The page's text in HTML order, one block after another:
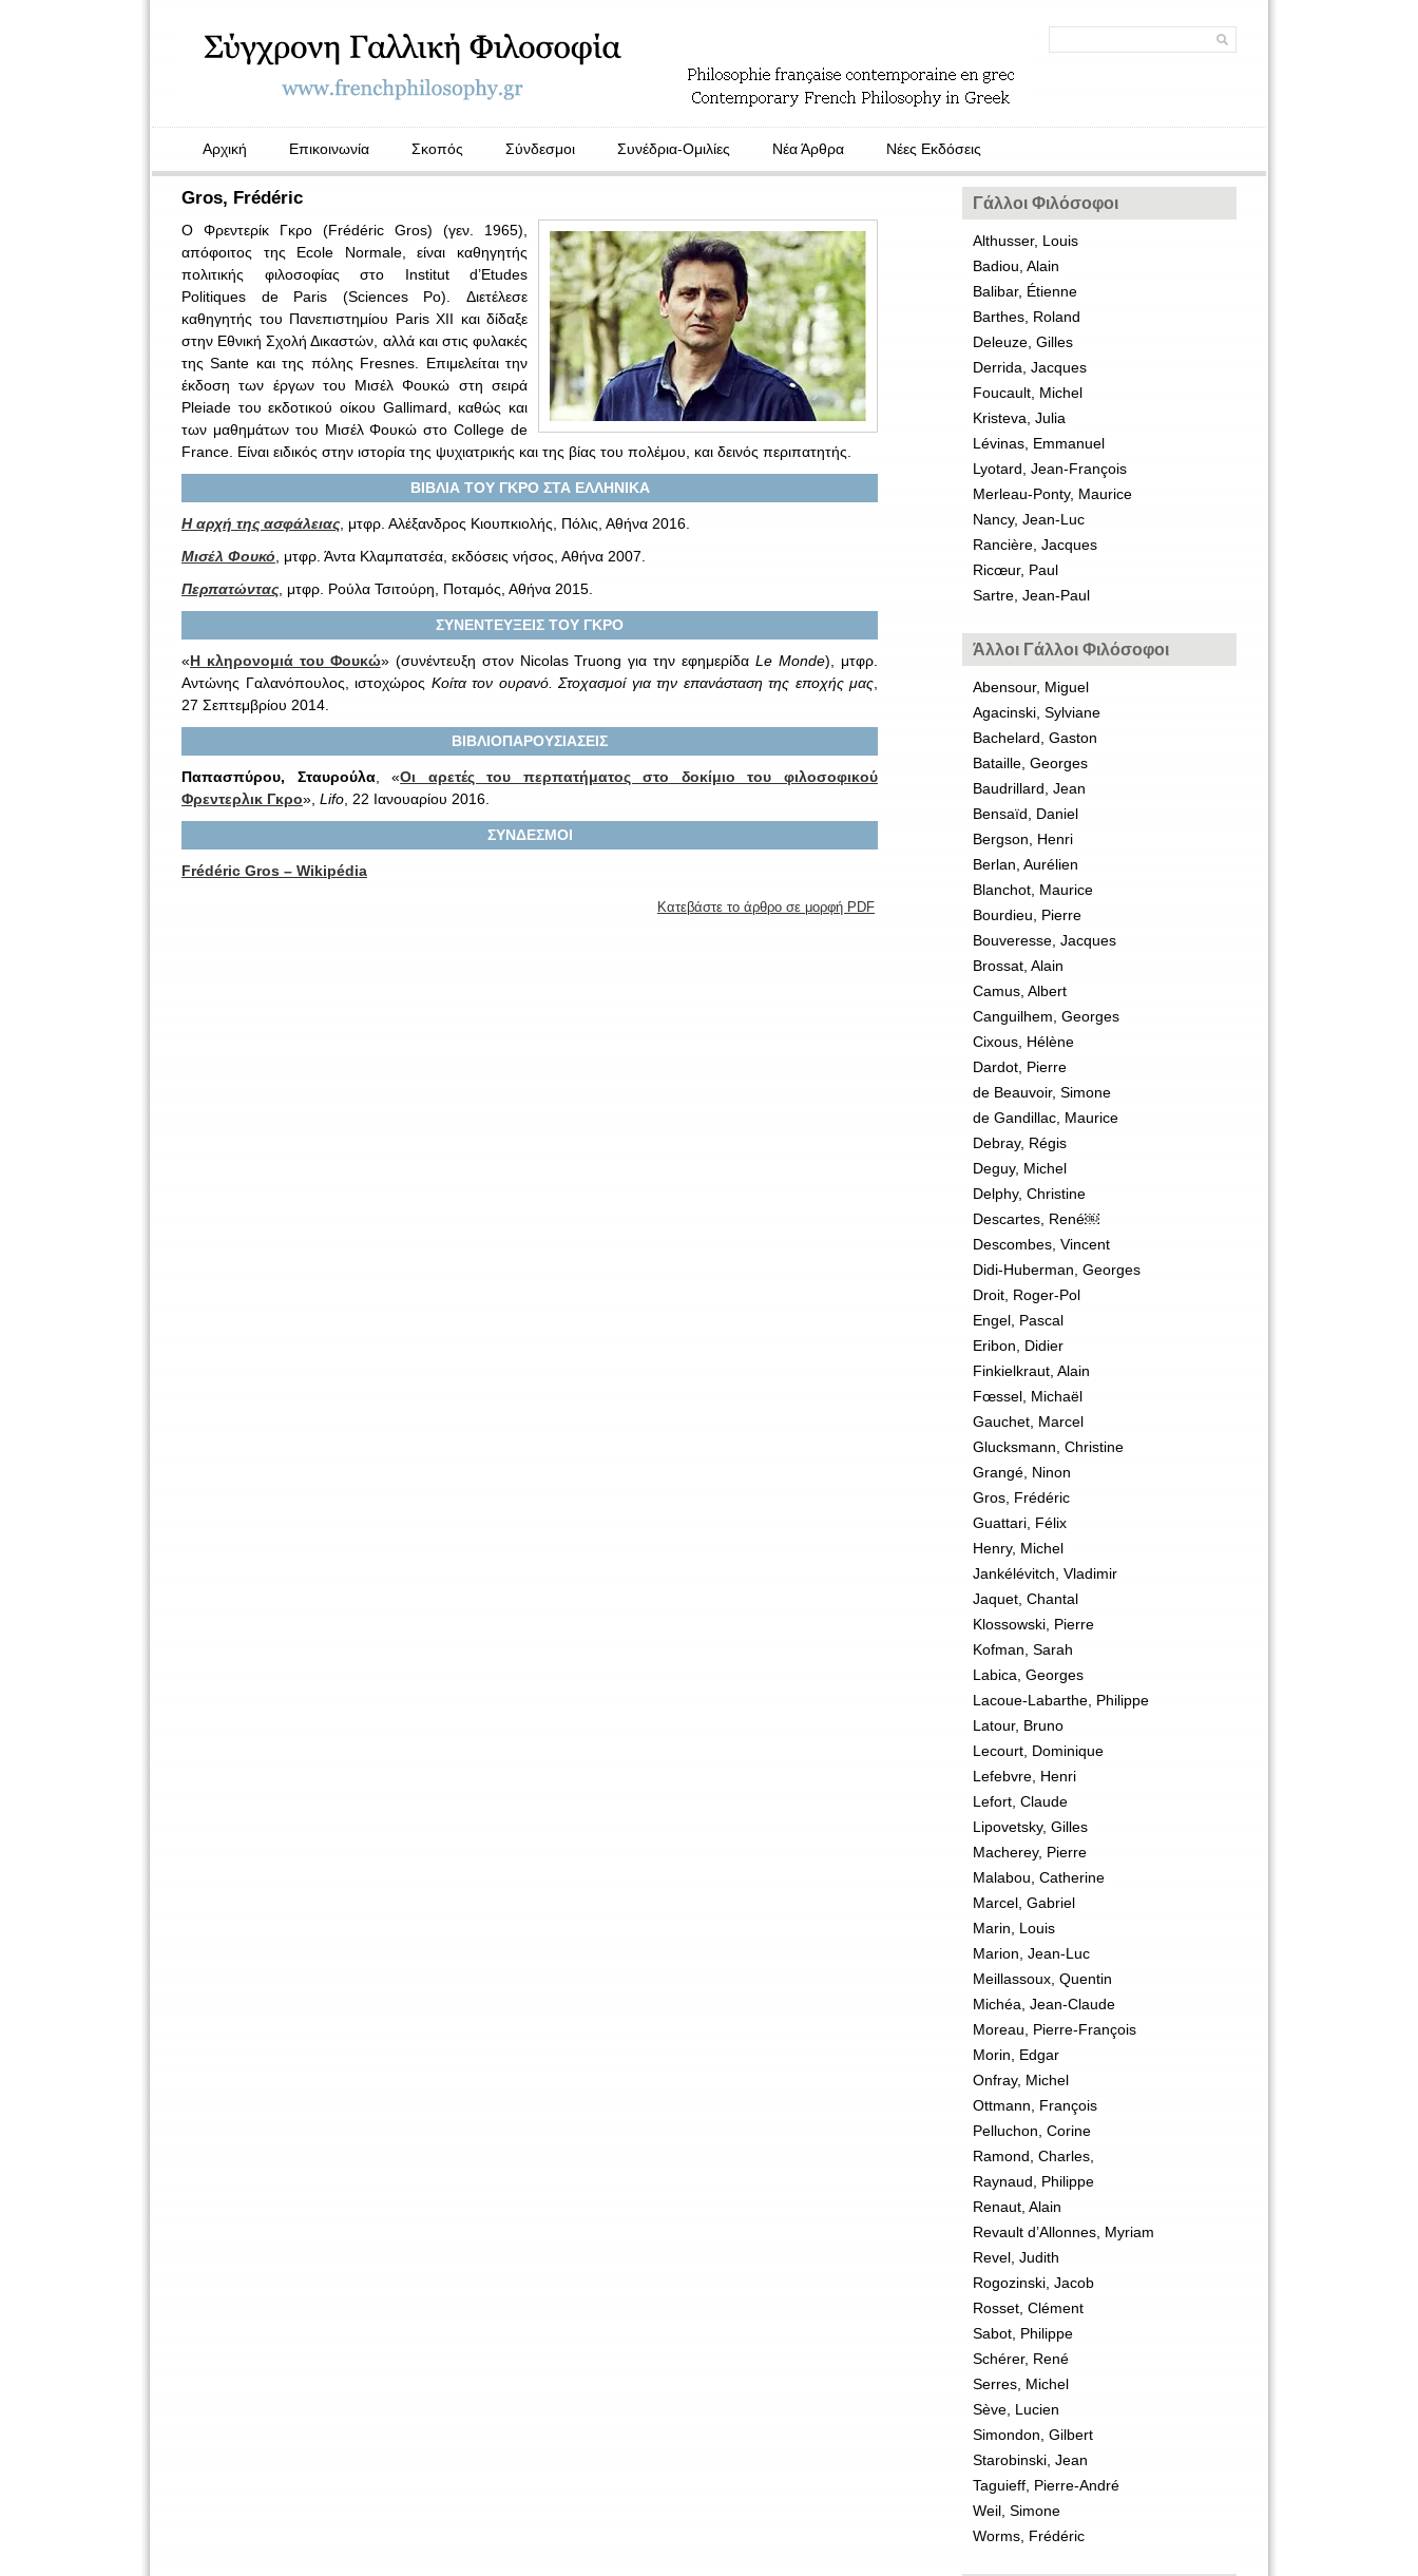
Αρχική Επικοινωνία Σκοπός Σύνδεσμοι Συνέδρια-Ομιλίες Νέα Άρθρα Νέες Εκδόσεις
Gros, Frédéric
Ο Φρεντερίκ Γκρο (Frédéric Gros) (γεν. 1965),
απόφοιτος της Ecole Normale, είναι καθηγητής
πολιτικής φιλοσοφίας στο Institut d’Etudes
Politiques de Paris (Sciences Po). Διετέλεσε
καθηγητής του Πανεπιστημίου Paris XII και δίδαξε
στην Εθνική Σχολή Δικαστών, αλλά και στις φυλακές
της Sante και της πόλης Fresnes. Επιμελείται την
έκδοση των έργων του Μισέλ Φουκώ στη σειρά
Pleiade του εκδοτικού οίκου Gallimard, καθώς και
των μαθημάτων του Μισέλ Φουκώ στο College de
France. Είναι ειδικός στην ιστορία της ψυχιατρικής και της βίας του πολέμου, και δεινός περιπατητής.
ΒΙΒΛΙΑ ΤΟΥ ΓΚΡΟ ΣΤΑ ΕΛΛΗΝΙΚΑ
Η αρχή της ασφάλειας , μτφρ. Αλέξανδρος Κιουπκιολής, Πόλις, Αθήνα 2016.
Μισέλ Φουκό , μτφρ. Άντα Κλαμπατσέα, εκδόσεις νήσος, Αθήνα 2007.
Περπατώντας , μτφρ. Ρούλα Τσιτούρη, Ποταμός, Αθήνα 2015.
ΣΥΝΕΝΤΕΥΞΕΙΣ ΤΟΥ ΓΚΡΟ
«Η κληρονομιά του Φουκώ» (συνέντευξη στον Nicolas Truong για την εφημερίδαLe Monde), μτφρ.
Αντώνης Γαλανόπουλος, ιστοχώρος Κοίτα τον ουρανό. Στοχασμοί για την επανάσταση της εποχής μας
27 Σεπτεμβρίου 2014.
ΒΙΒΛΙΟΠΑΡΟΥΣΙΑΣΕΙΣ
Παπασπύρου, Σταυρούλα, «Οι αρετές του περπατήματος στο δοκίμιο του φιλοσοφικού
Φρεντερλικ Γκρο», Lifo , 22 Ιανουαρίου 2016.
ΣΥΝΔΕΣΜΟΙ
Frédéric Gros – Wikipédia
Κατεβάστε το άρθρο σε μορφή PDF
Γάλλοι Φιλόσοφοι
Althusser, Louis
Badiou, Alain
Balibar, Étienne
Barthes, Roland
Deleuze, Gilles
Derrida, Jacques
Foucault, Michel
Kristeva, Julia
Lévinas, Emmanuel
Lyotard, Jean-François
Merleau-Ponty, Maurice
Nancy, Jean-Luc
Rancière, Jacques
Ricœur, Paul
Sartre, Jean-Paul
Άλλοι Γάλλοι Φιλόσοφοι
Abensour, Miguel
Agacinski, Sylviane
Bachelard, Gaston
Bataille, Georges
Baudrillard, Jean
Bensaïd, Daniel
Bergson, Henri
Berlan, Aurélien
Blanchot, Maurice
Bourdieu, Pierre
Bouveresse, Jacques
Brossat, Alain
Camus, Albert
Canguilhem, Georges
Cixous, Hélène
Dardot, Pierre
de Beauvoir, Simone
de Gandillac, Maurice
Debray, Régis
Deguy, Michel
Delphy, Christine
Descartes, René￼
Descombes, Vincent
Didi-Huberman, Georges
Droit, Roger-Pol
Engel, Pascal
Eribon, Didier
Finkielkraut, Alain
Fœssel, Michaël
Gauchet, Marcel
Glucksmann, Christine
Grangé, Ninon
Gros, Frédéric
Guattari, Félix
Henry, Michel
Jankélévitch, Vladimir
Jaquet, Chantal
Klossowski, Pierre
Kofman, Sarah
Labica, Georges
Lacoue-Labarthe, Philippe
Latour, Bruno
Lecourt, Dominique
Lefebvre, Henri
Lefort, Claude
Lipovetsky, Gilles
Macherey, Pierre
Malabou, Catherine
Marcel, Gabriel
Marin, Louis
Marion, Jean-Luc
Meillassoux, Quentin
Michéa, Jean-Claude
Moreau, Pierre-François
Morin, Edgar
Onfray, Michel
Ottmann, François
Pelluchon, Corine
Ramond, Charles,
Raynaud, Philippe
Renaut, Alain
Revault d’Allonnes, Myriam
Revel, Judith
Rogozinski, Jacob
Rosset, Clément
Sabot, Philippe
Schérer, René
Serres, Michel
Sève, Lucien
Simondon, Gilbert
Starobinski, Jean
Taguieff, Pierre-André
Weil, Simone
Worms, Frédéric